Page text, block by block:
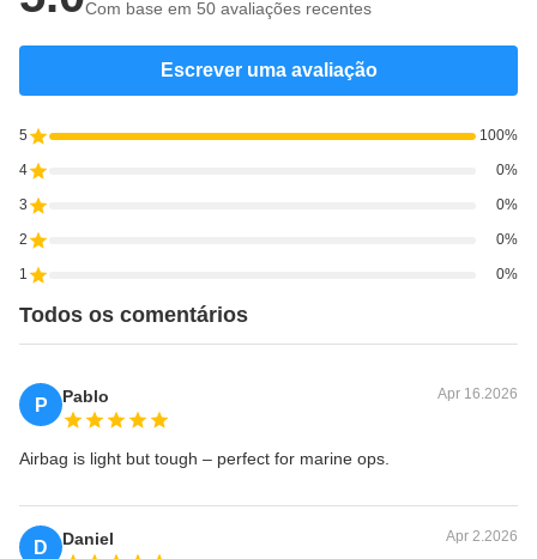
Com base em 50 avaliações recentes
Escrever uma avaliação
5 100%
4 0%
3 0%
2 0%
1 0%
Todos os comentários
P Pablo Apr 16.2026
Airbag is light but tough – perfect for marine ops.
D Daniel Apr 2.2026